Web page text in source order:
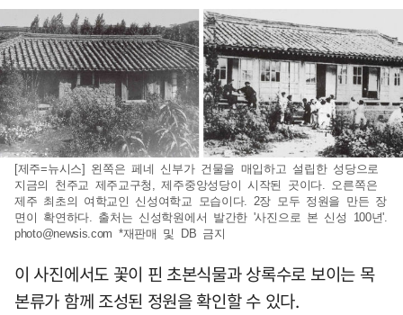
[제주=뉴시스] 왼쪽은 페네 신부가 건물을 매입하고 설립한 성당으로
지금의 천주교 제주교구청, 제주중앙성당이 시작된 곳이다. 오른쪽은
제주 최초의 여학교인 신성여학교 모습이다. 2장 모두 정원을 만든 장
면이 확연하다. 출처는 신성학원에서 발간한 '사진으로 본 신성 100년'.
photo@newsis.com *재판매 및 DB 금지
이 사진에서도 꽃이 핀 초본식물과 상록수로 보이는 목
본류가 함께 조성된 정원을 확인할 수 있다.